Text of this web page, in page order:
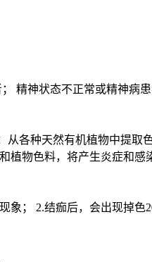
精神状态不正常或精神
各种天然有机植物中提
植物色料，将产生炎症和
； 2.结痂后，会出现掉色